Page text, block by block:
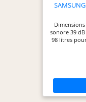
Dimensions
sonore 39
98 litres